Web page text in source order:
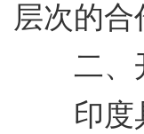
层次的合
二、开
印度具